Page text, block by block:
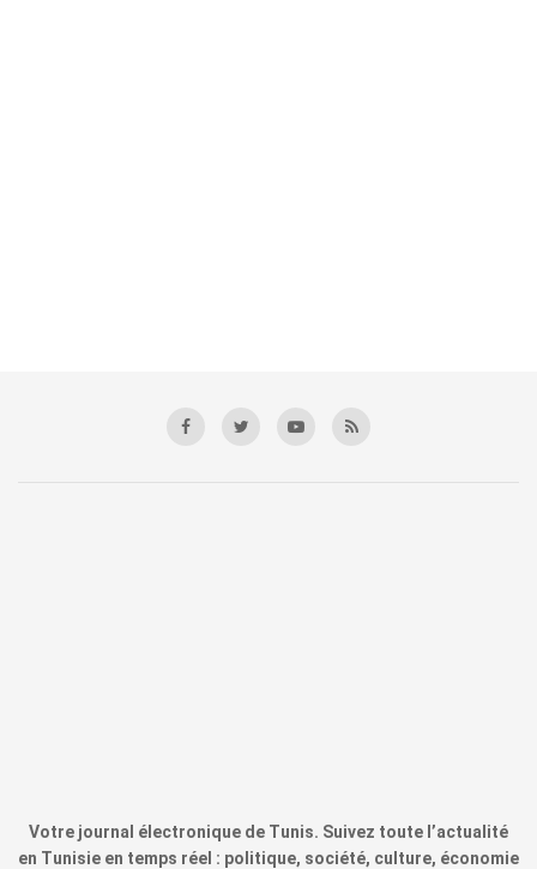
Votre journal électronique de Tunis. Suivez toute l’actualité
en Tunisie en temps réel : politique, société, culture, économie